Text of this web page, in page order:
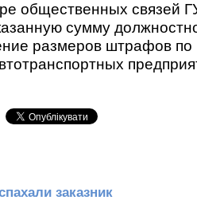
общественных связей
сумму
размеров штрафов по
заказник